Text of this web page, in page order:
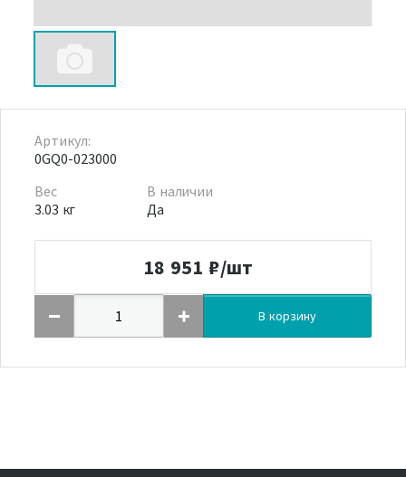
Артикул:
0GQ0-023000
Вес
3.03 кг
В наличии
Да
18 951 ₽/шт
В корзину